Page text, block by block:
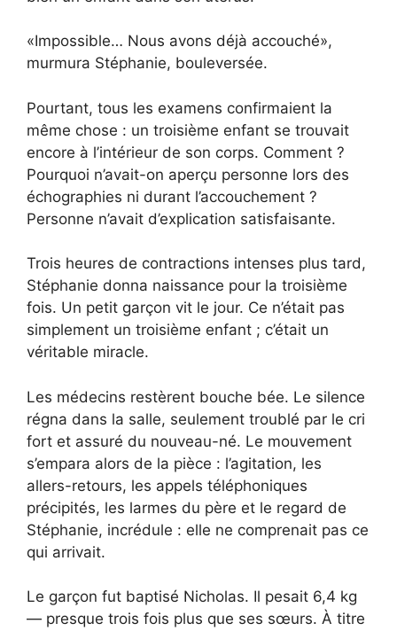
«Im­pos­sible… Nous avons déjà accouché»,
murmura Stéphanie, bouleversée.
Pourtant, tous les examens confirmaient la
même chose : un troisième enfant se trouvait
encore à l’intérieur de son corps. Comment ?
Pourquoi n’avait-on aperçu personne lors des
échographies ni durant l’accouchement ?
Personne n’avait d’explication satisfaisante.
Trois heures de contractions intenses plus tard,
Stéphanie donna naissance pour la troisième
fois. Un petit garçon vit le jour. Ce n’était pas
simplement un troisième enfant ; c’était un
véritable miracle.
Les médecins restèrent bouche bée. Le silence
régna dans la salle, seulement troublé par le cri
fort et assuré du nouveau-né. Le mouvement
s’empara alors de la pièce : l’agitation, les
allers-retours, les appels téléphoniques
précipités, les larmes du père et le regard de
Stéphanie, incrédule : elle ne comprenait pas ce
qui arrivait.
Le garçon fut baptisé Nicholas. Il pesait 6,4 kg
— presque trois fois plus que ses sœurs. À titre